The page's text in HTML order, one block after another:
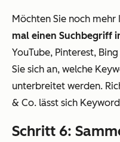
Möchten Sie noch mehr
mal einen Suchbegriff
YouTube, Pinterest,
Sie sich an, welche
unterbreitet werden.
& Co. lässt sich
Schritt 6: